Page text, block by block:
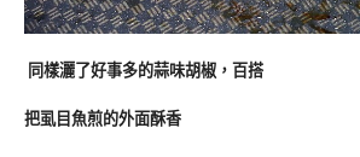
同樣灑了好事多的蒜味胡椒，百搭
把虱目魚煎的外面酥香